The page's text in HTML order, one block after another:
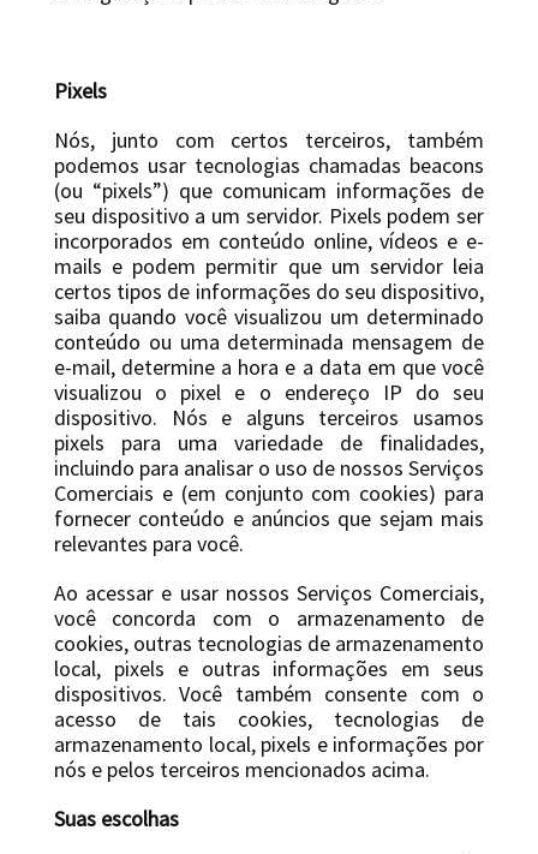
Pixels
Nós, junto com certos terceiros, também
podemos usar tecnologias chamadas beacons
(ou “pixels”) que comunicam informações de
seu dispositivo a um servidor. Pixels podem ser
incorporados em conteúdo online, vídeos e e-
mails e podem permitir que um servidor leia
certos tipos de informações do seu dispositivo,
saiba quando você visualizou um determinado
conteúdo ou uma determinada mensagem de
e-mail, determine a hora e a data em que você
visualizou o pixel e o endereço IP do seu
dispositivo. Nós e alguns terceiros usamos
pixels para uma variedade de finalidades,
incluindo para analisar o uso de nossos Serviços
Comerciais e (em conjunto com cookies) para
fornecer conteúdo e anúncios que sejam mais
relevantes para você.
Ao acessar e usar nossos Serviços Comerciais,
você concorda com o armazenamento de
cookies, outras tecnologias de armazenamento
local, pixels e outras informações em seus
dispositivos. Você também consente com o
acesso de tais cookies, tecnologias de
armazenamento local, pixels e informações por
nós e pelos terceiros mencionados acima.
Suas escolhas